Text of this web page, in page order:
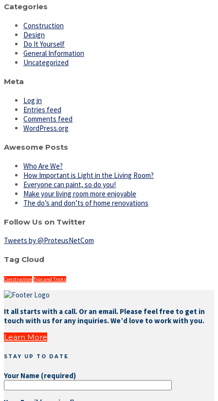
Categories
Construction
Design
Do It Yourself
General Information
Uncategorized
Meta
Log in
Entries feed
Comments feed
WordPress.org
Awesome Posts
Who Are We?
How Important is Light in the Living Room?
Everyone can paint, so do you!
Make your living room more enjoyable
The do’s and don’ts of home renovations
Follow Us on Twitter
Tweets by @ProteusNetCom
Tag Cloud
Construction Tips and Tricks
It all starts with a call. Or an email. Please feel free to get in
touch with us for any inquiries. We’d love to work with you.
Learn More
STAY UP TO DATE
Your Name (required)